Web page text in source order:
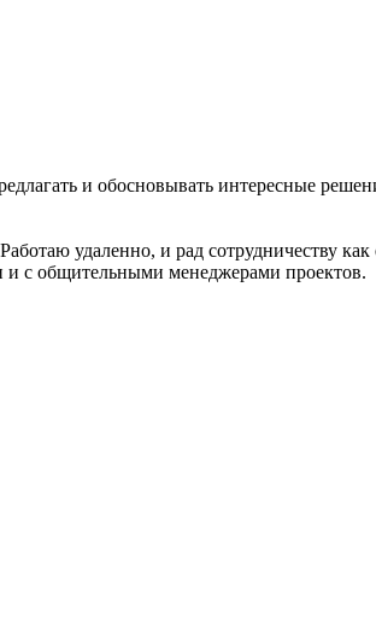
и обосновывать интересные
удаленно, и рад сотрудничеству
с общительными менеджерами проектов.